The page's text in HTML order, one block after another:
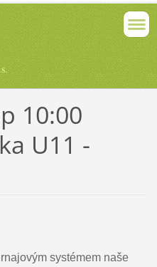
10:00
U11 -
systémem naše